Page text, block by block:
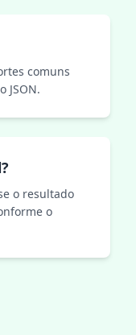
comuns
JSON.
o resultado
o